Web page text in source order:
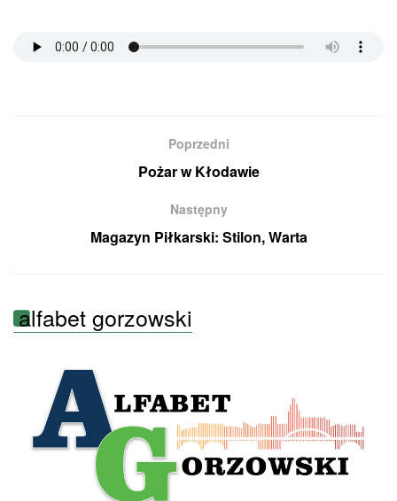
Poprzedni
Pożar w Kłodawie
Następny
Magazyn Piłkarski: Stilon, Warta
alfabet gorzowski